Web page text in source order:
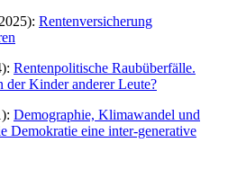
Rentenversicherung
Rentenpolitische Raubüberfälle.
der Kinder anderer Leute?
Demographie, Klimawandel und
Demokratie eine inter-generative